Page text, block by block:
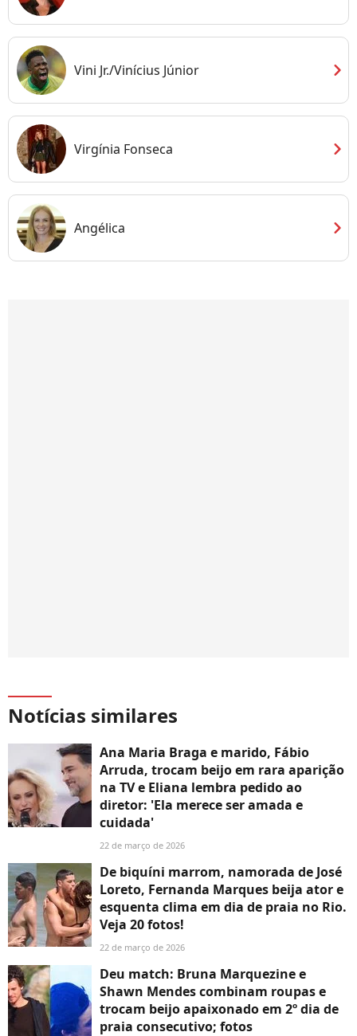
Vini Jr./Vinícius Júnior chevron_right
Virgínia Fonseca chevron_right
Angélica chevron_right
Notícias similares
Ana Maria Braga e marido, Fábio
Arruda, trocam beijo em rara aparição
na TV e Eliana lembra pedido ao
diretor: 'Ela merece ser amada e
cuidada'
22 de março de 2026
De biquíni marrom, namorada de José
Loreto, Fernanda Marques beija ator e
esquenta clima em dia de praia no Rio.
Veja 20 fotos!
22 de março de 2026
Deu match: Bruna Marquezine e
Shawn Mendes combinam roupas e
trocam beijo apaixonado em 2º dia de
praia consecutivo; fotos